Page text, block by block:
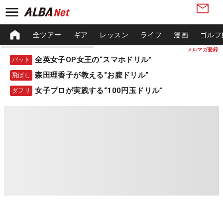
メルマガ登録
全ツアー ギア レッスン ライフ 漫画 ゴル
パット 全英女子OP女王の“スマホドリル”
飛ばし 森田理香子が教える“お腹ドリル”
ダフリ 女子プロが実践する“100円玉ドリル”